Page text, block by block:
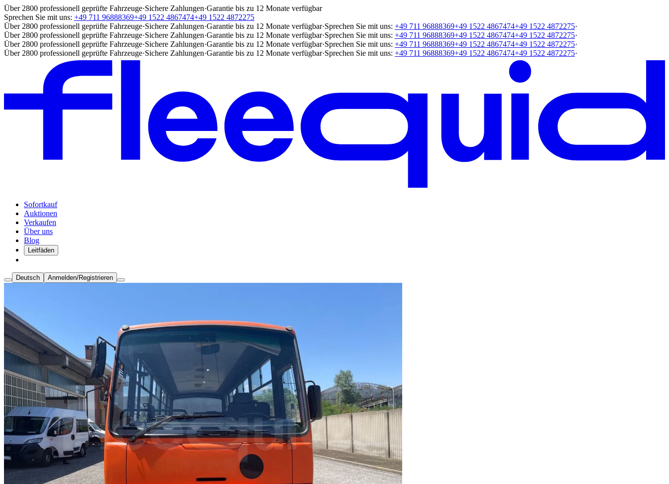
Über 2800 professionell geprüfte Fahrzeuge·Sichere Zahlungen·Garantie bis zu 12 Monate verfügbar
Sprechen Sie mit uns: +49 711 96888369+49 1522 4867474+49 1522 4872275
Über 2800 professionell geprüfte Fahrzeuge·Sichere Zahlungen·Garantie bis zu 12 Monate verfügbar·Sprechen Sie mit uns: +49 711 96888369+49 1522 4867474+49 1522 4872275·
Über 2800 professionell geprüfte Fahrzeuge·Sichere Zahlungen·Garantie bis zu 12 Monate verfügbar·Sprechen Sie mit uns: +49 711 96888369+49 1522 4867474+49 1522 4872275·
Über 2800 professionell geprüfte Fahrzeuge·Sichere Zahlungen·Garantie bis zu 12 Monate verfügbar·Sprechen Sie mit uns: +49 711 96888369+49 1522 4867474+49 1522 4872275·
Über 2800 professionell geprüfte Fahrzeuge·Sichere Zahlungen·Garantie bis zu 12 Monate verfügbar·Sprechen Sie mit uns: +49 711 96888369+49 1522 4867474+49 1522 4872275·
Sofortkauf
Auktionen
Verkaufen
Über uns
Blog
Leitfäden
Deutsch Anmelden/Registrieren